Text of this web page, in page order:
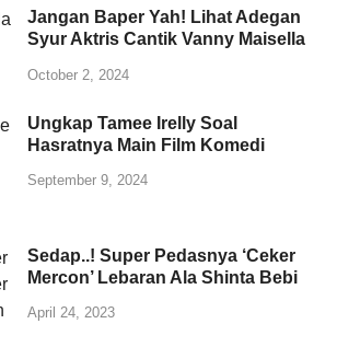
Jangan Baper Yah! Lihat Adegan
Syur Aktris Cantik Vanny Maisella
October 2, 2024
Ungkap Tamee Irelly Soal
Hasratnya Main Film Komedi
September 9, 2024
Sedap..! Super Pedasnya ‘Ceker
Mercon’ Lebaran Ala Shinta Bebi
April 24, 2023